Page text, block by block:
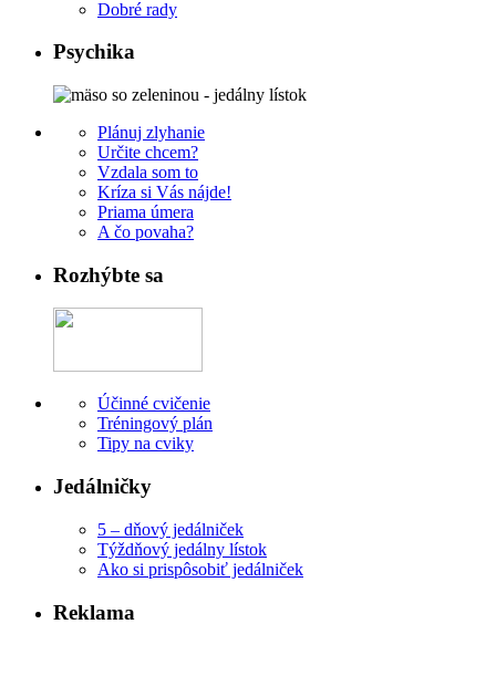
Dobré rady
Psychika
Plánuj zlyhanie
Určite chcem?
Vzdala som to
Kríza si Vás nájde!
Priama úmera
A čo povaha?
Rozhýbte sa
Účinné cvičenie
Tréningový plán
Tipy na cviky
Jedálničky
5 – dňový jedálniček
Týždňový jedálny lístok
Ako si prispôsobiť jedálniček
Reklama